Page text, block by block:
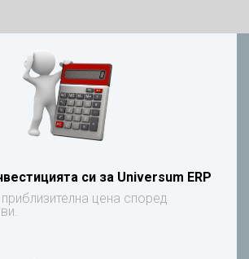
си за Universum ERP
цена според